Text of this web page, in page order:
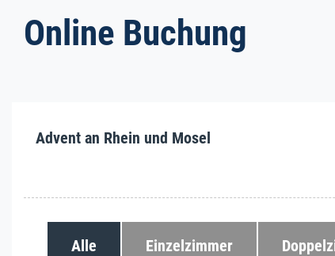
Online Buchung
Advent an Rhein und Mosel
Alle Einzelzimmer